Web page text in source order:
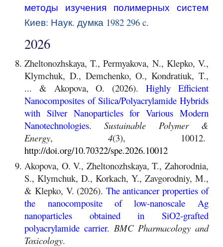
методы изучения полимерных систем
Киев: Наук. думка 1982 296 c.
2026
Zheltonozhskaya, T., Permyakova, N., Klepko, V.,
Klymchuk, D., Demchenko, O., Kondratiuk, T.,
... & Akopova, O. (2026). Highly Efficient
Nanocomposites of Silica/Polyacrylamide Hybrids
with Silver Nanoparticles for Various Modern
Nanotechnologies.Sustainable Polymer &
Energy, 4(3), 10012.
http://doi.org/10.70322/spe.2026.10012
Akopova, O. V., Zheltonozhskaya, T., Zahorodnia,
S., Klymchuk, D., Korkach, Y., Zavgorodniy, M.,
& Klepko, V. (2026). The anticancer properties of
the nanocomposite of low-nanoscale Ag
nanoparticles obtained in SiO2-grafted
polyacrylamide carrier. BMC Pharmacology and
Toxicology.